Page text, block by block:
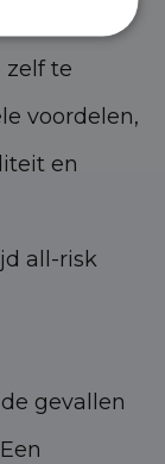
zelf te
voordelen,
en
all-risk
gevallen